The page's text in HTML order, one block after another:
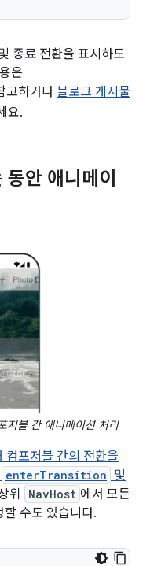
종료 전환을 표시하도
은
고하거나 블로그 게시물
요.
안 애니메이
저블 간 애니메이션 처리
포저블 간의 전환을
enterTransition 및
위 NavHost 에서 모든
수도 있습니다.